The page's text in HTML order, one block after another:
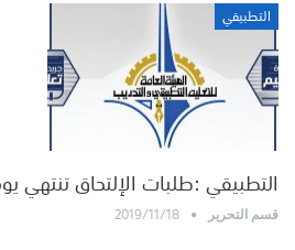
التطبيقي
التطبيقي :طلبات الإلتحاق تنتهي
قسم التحرير 2019/11/18